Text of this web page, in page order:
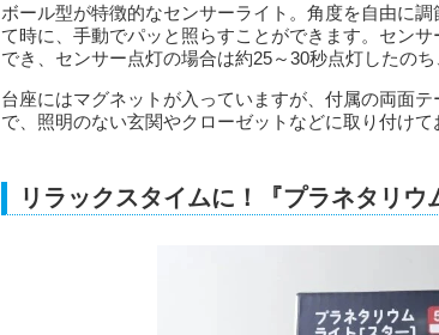
ボール型が特徴的なセンサーライト。角度を自由に
て時に、手動でパッと照らすことができます。セン
でき、センサー点灯の場合は約25～30秒点灯したのち
台座にはマグネットが入っていますが、付属の両面
で、照明のない玄関やクローゼットなどに取り付けて
リラックスタイムに！『プラネタリウ